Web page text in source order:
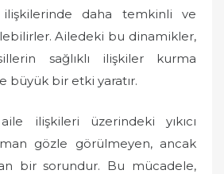
daha temkinli ve
Ailedeki bu dinamikler,
sağlıklı ilişkiler kurma
büyük bir etki yaratır.
ilişkileri üzerindeki yıkıcı
gözle görülmeyen, ancak
bir sorundur. Bu mücadele,